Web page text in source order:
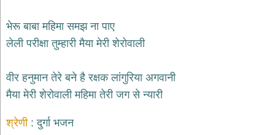
भजन
durga
bhajans
भजन
ganesh
राम
भेरू बाबा महिमा समझ ना पाए
लेली परीक्षा तुम्हारी मैया मेरी शेरोवाली
वीर हनुमान तेरे बने है रक्षक लांगुरिया अगवानी
मैया मेरी शेरोवाली महिमा तेरी जग से न्यारी
श्रेणी दुर्गा भजन